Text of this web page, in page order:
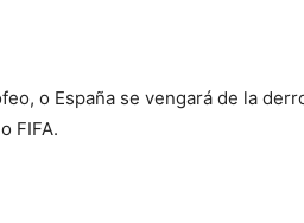
o España se vengará de la
FIFA.